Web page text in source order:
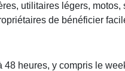
utilitaires légers,
de bénéficier
heures, y compris le